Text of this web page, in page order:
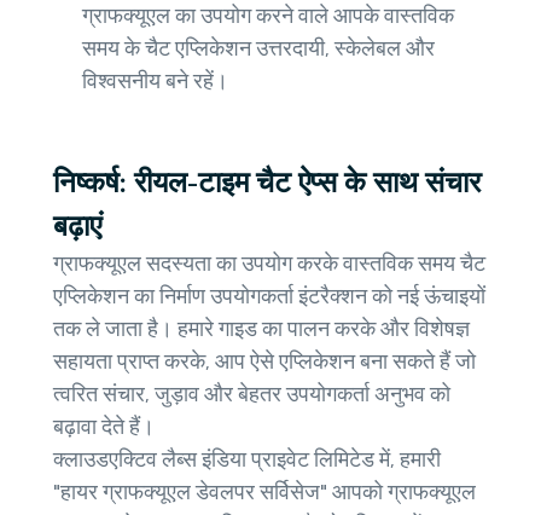
ग्राफक्यूएल का उपयोग करने वाले आपके वास्तविक
समय के चैट एप्लिकेशन उत्तरदायी, स्केलेबल और
विश्वसनीय बने रहें।
निष्कर्ष: रीयल-टाइम चैट ऐप्स के साथ संचार
बढ़ाएं
ग्राफक्यूएल सदस्यता का उपयोग करके वास्तविक समय चैट
एप्लिकेशन का निर्माण उपयोगकर्ता इंटरैक्शन को नई ऊंचाइयों
तक ले जाता है। हमारे गाइड का पालन करके और विशेषज्ञ
सहायता प्राप्त करके, आप ऐसे एप्लिकेशन बना सकते हैं जो
त्वरित संचार, जुड़ाव और बेहतर उपयोगकर्ता अनुभव को
बढ़ावा देते हैं।
क्लाउडएक्टिव लैब्स इंडिया प्राइवेट लिमिटेड में, हमारी
"हायर ग्राफक्यूएल डेवलपर सर्विसेज" आपको ग्राफक्यूएल